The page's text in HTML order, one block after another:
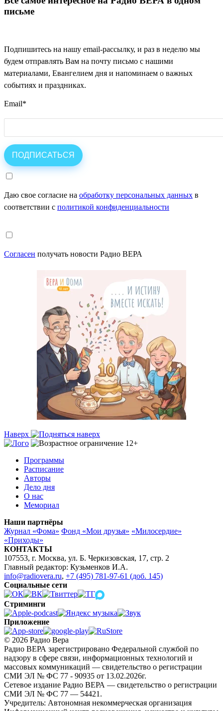
письме
Подпишитесь на нашу email-рассылку, и раз в неделю мы
будем отправлять Вам на почту письмо с нашими
материалами, Евангелием дня и напоминаем о важных
событиях и праздниках.
Email*
Даю свое согласие на обработку персональных данных в
соответствии с политикой конфиденциальности
Согласен получать новости Радио ВЕРА
Наверх
Программы
Расписание
Авторы
Дело дня
О нас
Мемориал
Наши партнёры
Журнал «Фома» Фонд «Мои друзья» «Милосердие»
«Приходы»
КОНТАКТЫ
107553, г. Москва, ул. Б. Черкизовская, 17, стр. 2
Главный редактор: Кузьменков И.А.
info@radiovera.ru, +7 (495) 781-97-61 (доб. 145)
Социальные сети
Стриминги
Приложение
© 2026 Радио Вера
Радио ВЕРА зарегистрировано Федеральной службой по
надзору в сфере связи, информационных технологий и
массовых коммуникаций — свидетельство о регистрации
СМИ ЭЛ № ФС 77 - 90935 от 13.02.2026г.
Сетевое издание Радио ВЕРА — свидетельство о регистрации
СМИ ЭЛ № ФС 77 — 54421.
Учредитель: Автономная некоммерческая организация